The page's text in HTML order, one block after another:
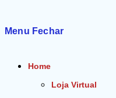
Menu Fechar
Home
Loja Virtual